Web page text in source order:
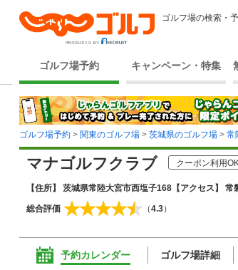
ゴルフ場の検索・
ゴルフ場予約 キャンペーン・特集
ゴルフ場予約 > 関東のゴルフ場 > 茨城県のゴルフ場 > 常
マナゴルフクラブ クーポン利用
【住所】 茨城県常陸大宮市西塩子168 【アクセス】
総合評価 （4.3）
予約カレンダー ゴルフ場詳細